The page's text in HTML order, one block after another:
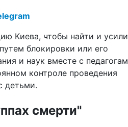
Киева, чтобы найти и
блокировки или его
и наук вместе с
контроле проведения
детьми.
смерти"